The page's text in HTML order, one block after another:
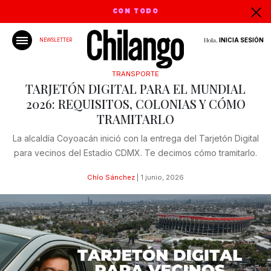
CON TODO
NEWSLETTER Hola, INICIA SESIÓN
TRANSPORTE
TARJETÓN DIGITAL PARA EL MUNDIAL
2026: REQUISITOS, COLONIAS Y CÓMO
TRAMITARLO
La alcaldía Coyoacán inició con la entrega del Tarjetón Digital
para vecinos del Estadio CDMX. Te decimos cómo tramitarlo.
Chío Sánchez 1 junio, 2026